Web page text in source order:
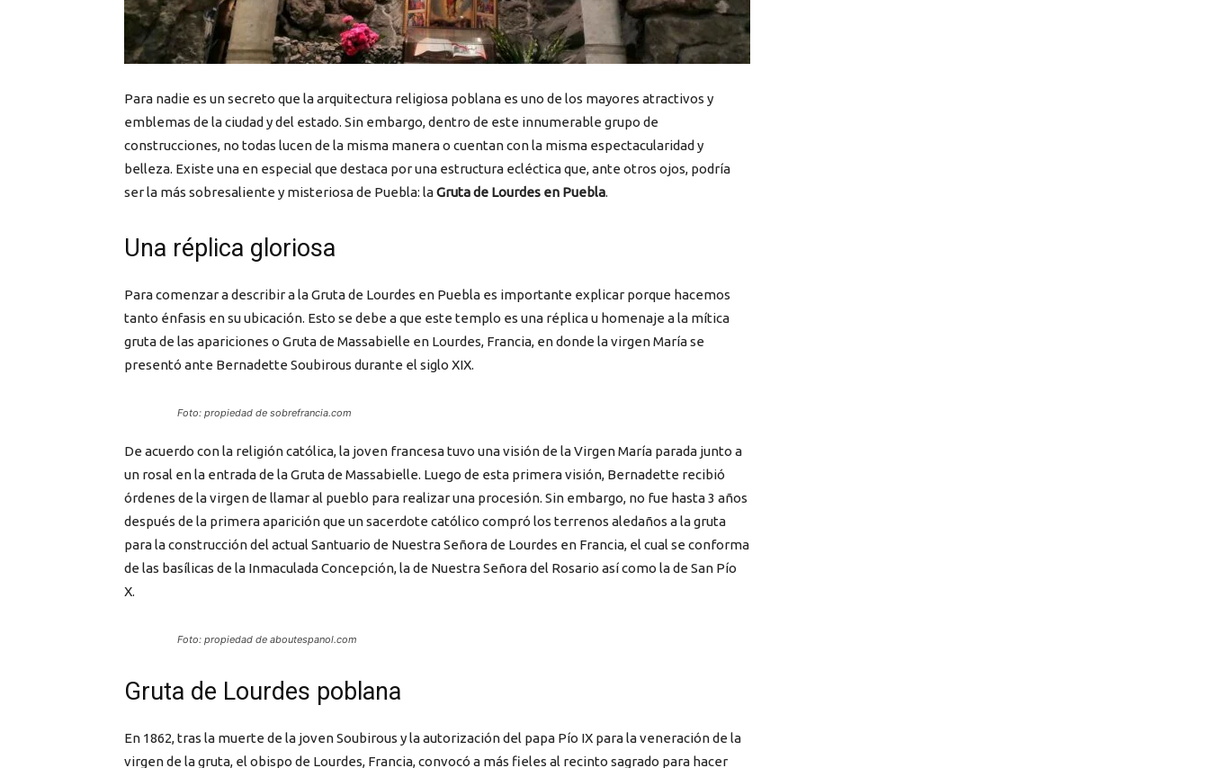
Para nadie es un secreto que la arquitectura religiosa poblana es uno de los mayores atractivos y
emblemas de la ciudad y del estado. Sin embargo, dentro de este innumerable grupo de
construcciones, no todas lucen de la misma manera o cuentan con la misma espectacularidad y
belleza. Existe una en especial que destaca por una estructura ecléctica que, ante otros ojos, podría
ser la más sobresaliente y misteriosa de Puebla: laGruta de Lourdes en Puebla.
Una réplica gloriosa
Para comenzar a describir a la Gruta de Lourdes en Puebla es importante explicar porque hacemos
tanto énfasis en su ubicación. Esto se debe a que este templo es una réplica u homenaje a la mítica
gruta de las apariciones o Gruta de Massabielle en Lourdes, Francia, en donde la virgen María se
presentó ante Bernadette Soubirous durante el siglo XIX.
Foto: propiedad de sobrefrancia.com
De acuerdo con la religión católica, la joven francesa tuvo una visión de la Virgen María parada junto a
un rosal en la entrada de la Gruta de Massabielle. Luego de esta primera visión, Bernadette recibió
órdenes de la virgen de llamar al pueblo para realizar una procesión. Sin embargo, no fue hasta 3 años
después de la primera aparición que un sacerdote católico compró los terrenos aledaños a la gruta
para la construcción del actual Santuario de Nuestra Señora de Lourdes en Francia, el cual se conforma
de las basílicas de la Inmaculada Concepción, la de Nuestra Señora del Rosario así como la de San Pío
X.
Foto: propiedad de aboutespanol.com
Gruta de Lourdes poblana
En 1862, tras la muerte de la joven Soubirous y la autorización del papa Pío IX para la veneración de la
virgen de la gruta, el obispo de Lourdes, Francia, convocó a más fieles al recinto sagrado para hacer